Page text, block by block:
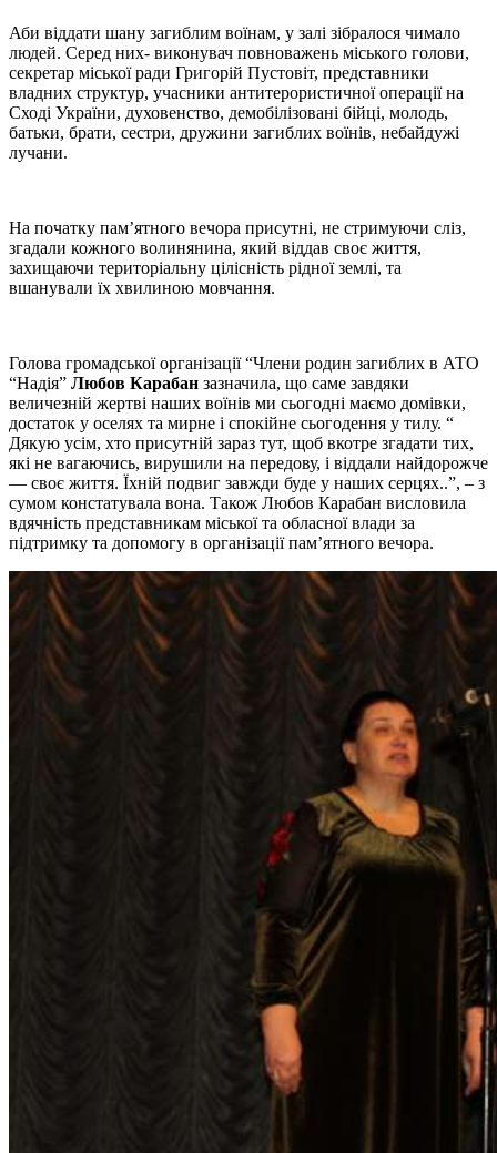
Аби віддати шану загиблим воїнам, у залі зібралося чимало
людей. Серед них- виконувач повноважень міського голови,
секретар міської ради Григорій Пустовіт, представники
владних структур, учасники антитерористичної операції на
Сході України, духовенство, демобілізовані бійці, молодь,
батьки, брати, сестри, дружини загиблих воїнів, небайдужі
лучани.
На початку пам’ятного вечора присутні, не стримуючи сліз,
згадали кожного волинянина, який віддав своє життя,
захищаючи територіальну цілісність рідної землі, та
вшанували їх хвилиною мовчання.
Голова громадської організації “Члени родин загиблих в АТО
“Надія” Любов Карабан зазначила, що саме завдяки
величезній жертві наших воїнів ми сьогодні маємо домівки,
достаток у оселях та мирне і спокійне сьогодення у тилу. “
Дякую усім, хто присутній зараз тут, щоб вкотре згадати тих,
які не вагаючись, вирушили на передову, і віддали найдорожче
— своє життя. Їхній подвиг завжди буде у наших серцях..”, – з
сумом констатувала вона. Також Любов Карабан висловила
вдячність представникам міської та обласної влади за
підтримку та допомогу в організації пам’ятного вечора.